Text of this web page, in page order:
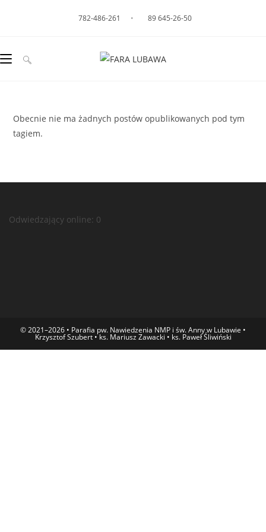
782-486-261 • 89 645-26-50
Obecnie nie ma żadnych postów opublikowanych pod tym
tagiem.
Odwiedzający online: 0
© 2021–2026 • Parafia pw. Nawiedzenia NMP i św. Anny w Lubawie •
Krzysztof Szubert • ks. Mariusz Zawacki • ks. Paweł Śliwiński